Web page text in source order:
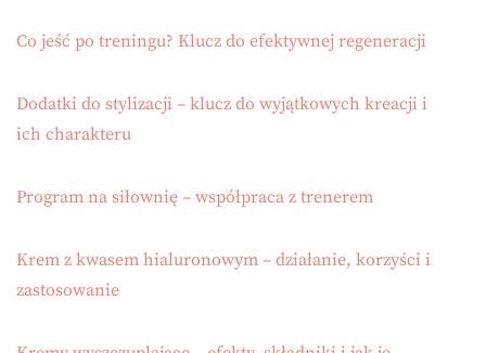
Co jeść po treningu? Klucz do efektywnej regeneracji
Dodatki do stylizacji – klucz do wyjątkowych kreacji i
ich charakteru
Program na siłownię – współpraca z trenerem
Krem z kwasem hialuronowym – działanie, korzyści i
zastosowanie